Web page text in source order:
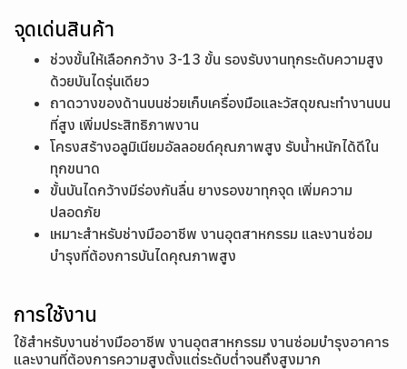
จุดเด่นสินค้า
ช่วงขั้นให้เลือกกว้าง 3-13 ขั้น รองรับงานทุกระดับความสูง
ด้วยบันไดรุ่นเดียว
ถาดวางของด้านบนช่วยเก็บเครื่องมือและวัสดุขณะทำงานบน
ที่สูง เพิ่มประสิทธิภาพงาน
โครงสร้างอลูมิเนียมอัลลอยด์คุณภาพสูง รับน้ำหนักได้ดีใน
ทุกขนาด
ขั้นบันไดกว้างมีร่องกันลื่น ยางรองขาทุกจุด เพิ่มความ
ปลอดภัย
เหมาะสำหรับช่างมืออาชีพ งานอุตสาหกรรม และงานซ่อม
บำรุงที่ต้องการบันไดคุณภาพสูง
การใช้งาน
ใช้สำหรับงานช่างมืออาชีพ งานอุตสาหกรรม งานซ่อมบำรุงอาคาร
และงานที่ต้องการความสูงตั้งแต่ระดับต่ำจนถึงสูงมาก